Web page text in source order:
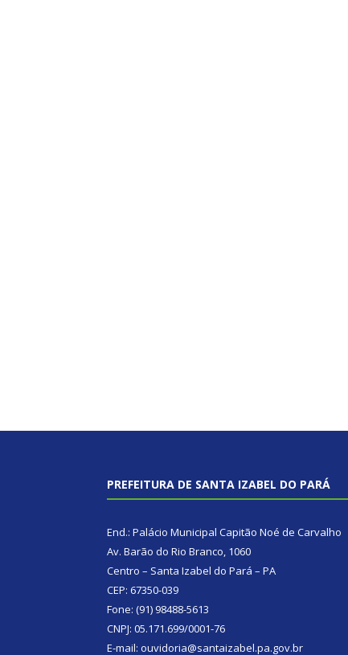
PREFEITURA DE SANTA IZABEL DO PARÁ
End.: Palácio Municipal Capitão Noé de Carvalho
Av. Barão do Rio Branco, 1060
Centro – Santa Izabel do Pará – PA
CEP: 67350-039
Fone: (91) 98488-5613
CNPJ: 05.171.699/0001-76
E-mail: ouvidoria@santaizabel.pa.gov.br